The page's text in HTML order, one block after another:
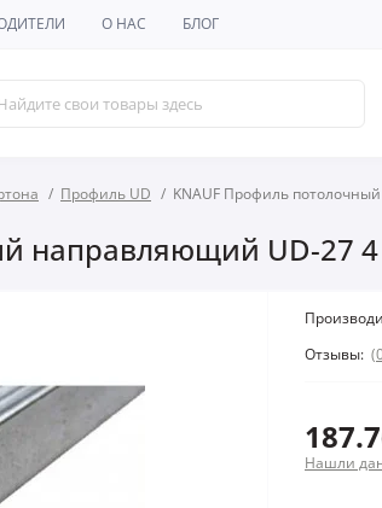
О НАС БЛОГ
Профиль UD KNAUF Профиль
направляющий UD-27
Отзывы:
Нашли